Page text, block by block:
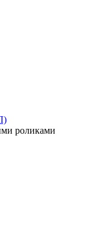
роликами